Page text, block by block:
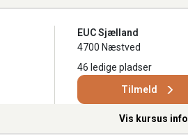
EUC Sjælland
4700 Næstved
46 ledige pladser
Tilmeld
Vis kursus info